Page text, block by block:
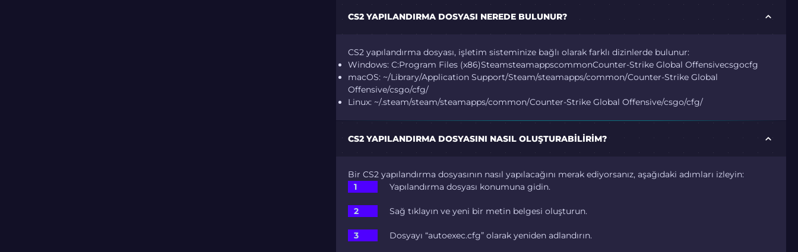
CS2 YAPILANDIRMA DOSYASI NEREDE BULUNUR?
CS2 yapılandırma dosyası, işletim sisteminize bağlı olarak farklı dizinlerde bulunur:
Windows: C:Program Files (x86)SteamsteamappscommonCounter-Strike Global Offensivecsgocfg
macOS: ~/Library/Application Support/Steam/steamapps/common/Counter-Strike Global
Offensive/csgo/cfg/
Linux: ~/.steam/steam/steamapps/common/Counter-Strike Global Offensive/csgo/cfg/
CS2 YAPILANDIRMA DOSYASINI NASIL OLUŞTURABILIRIM?
Bir CS2 yapılandırma dosyasının nasıl yapılacağını merak ediyorsanız, aşağıdaki adımları izleyin:
Yapılandırma dosyası konumuna gidin.
Sağ tıklayın ve yeni bir metin belgesi oluşturun.
Dosyayı “autoexec.cfg” olarak yeniden adlandırın.